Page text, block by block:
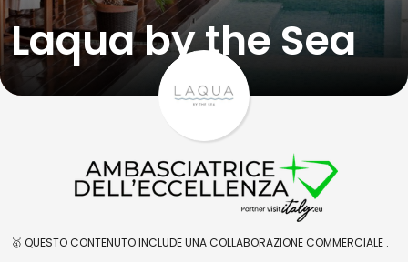
Laqua by the Sea
🥇 QUESTO CONTENUTO INCLUDE UNA COLLABORAZIONE COMMERCIALE .